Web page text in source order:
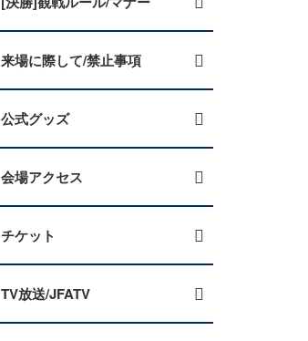
来場に際して/禁止事項
公式グッズ
会場アクセス
チケット
TV放送/JFATV